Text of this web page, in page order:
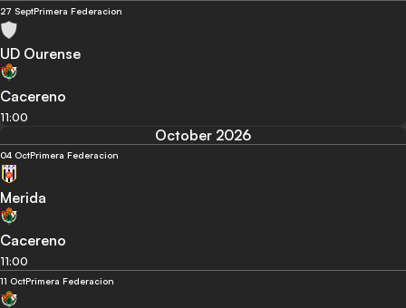
27 SeptPrimera Federacion
UD Ourense
Cacereno
11:00
October 2026
04 OctPrimera Federacion
Merida
Cacereno
11:00
11 OctPrimera Federacion